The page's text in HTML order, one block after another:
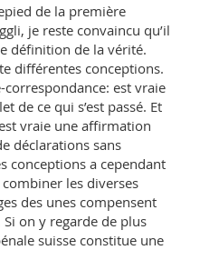
de la première
je reste convaincu qu’il
définition de la vérité.
différentes conceptions.
est vraie
de ce qui s’est passé. Et
vraie une affirmation
déclarations sans
conceptions a cependant
les diverses
des unes compensent
on y regarde de plus
suisse constitue une